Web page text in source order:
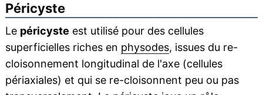
Péricyste
Le péricyste est utilisé pour des cellules
superficielles riches en physodes, issues du re-
cloisonnement longitudinal de l'axe (cellules
périaxiales) et qui se re-cloisonnent peu ou pas